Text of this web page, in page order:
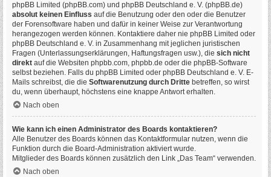
phpBB Limited (phpBB.com) und phpBB Deutschland e. V. (phpBB.de)
absolut keinen Einfluss auf die Benutzung oder den oder die Benutzer
der Forensoftware haben und dafür in keiner Weise zur Verantwortung
herangezogen werden können. Kontaktiere daher nie phpBB Limited oder
phpBB Deutschland e. V. in Zusammenhang mit jeglichen juristischen
Fragen (Unterlassungserklärungen, Haftungsfragen usw.), die sich nicht
direkt auf die Websiten phpbb.com, phpbb.de oder die phpBB-Software
selbst beziehen. Falls du phpBB Limited oder phpBB Deutschland e. V. E-
Mails schreibst, die die Softwarenutzung durch Dritte betreffen, so wirst
du, wenn überhaupt, höchstens eine knappe Antwort erhalten.
Nach oben
Wie kann ich einen Administrator des Boards kontaktieren?
Alle Benutzer des Boards können das Kontaktformular nutzen, wenn die
Funktion durch die Board-Administration aktiviert wurde.
Mitglieder des Boards können zusätzlich den Link „Das Team“ verwenden.
Nach oben